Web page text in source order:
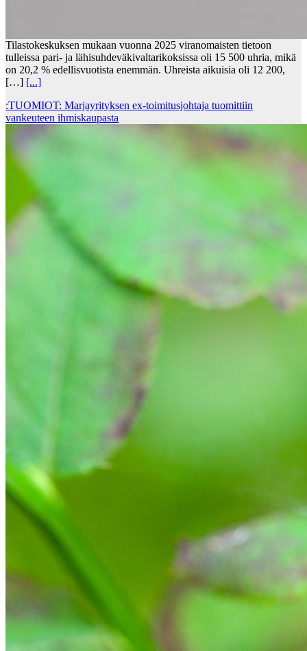
Tilastokeskuksen mukaan vuonna 2025 viranomaisten tietoon
tulleissa pari- ja lähisuhdeväkivaltarikoksissa oli 15 500 uhria, mikä
on 20,2 % edellisvuotista enemmän. Uhreista aikuisia oli 12 200,
[…] [...]
:TUOMIOT: Marjayrityksen ex-toimitusjohtaja tuomittiin
vankeuteen ihmiskaupasta